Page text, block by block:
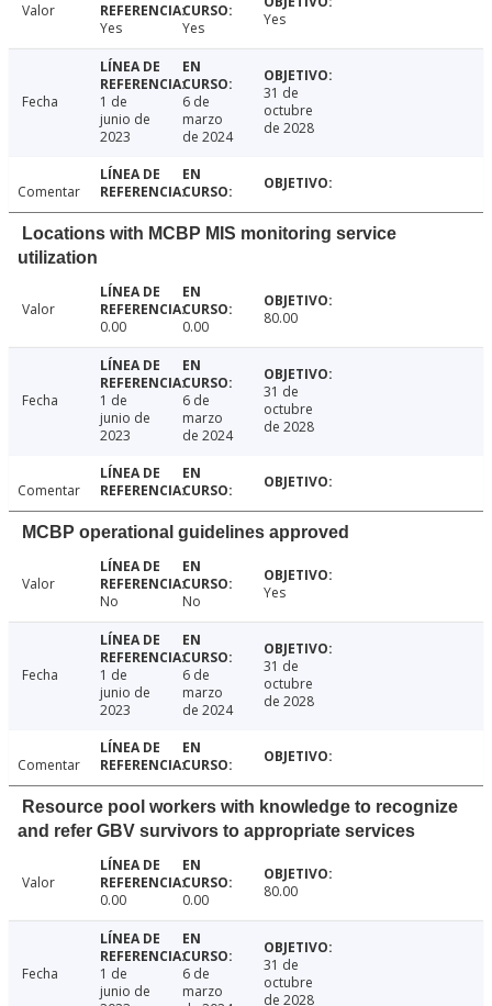
Valor
Yes
Yes Yes
Fecha
1 de
junio de
2023
6 de
marzo
de 2024
31 de
octubre
de 2028
Comentar
Locations with MCBP MIS monitoring service
utilization
Valor
0.00
0.00 80.00
Fecha
1 de
junio de
2023
6 de
marzo
de 2024
31 de
octubre
de 2028
Comentar
MCBP operational guidelines approved
Valor
No
No Yes
Fecha
1 de
junio de
2023
6 de
marzo
de 2024
31 de
octubre
de 2028
Comentar
Resource pool workers with knowledge to recognize
and refer GBV survivors to appropriate services
Valor
0.00
0.00 80.00
Fecha
1 de
junio de
6 de
marzo
31 de
octubre
de 2028